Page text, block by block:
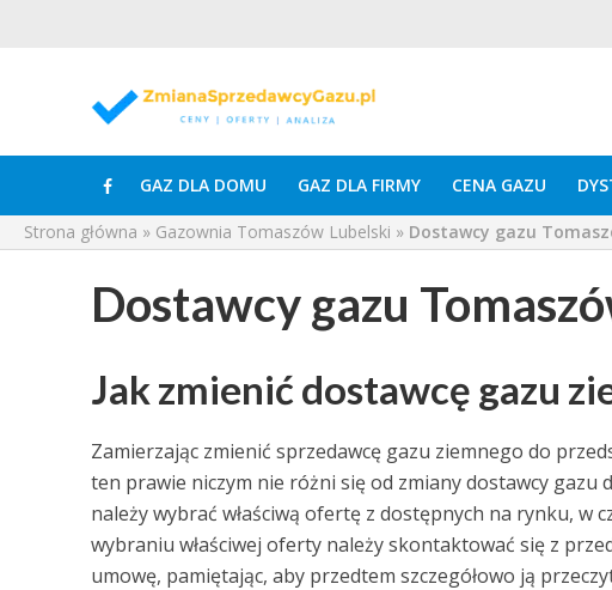
GAZ DLA DOMU GAZ DLA FIRMY CENA GAZU
Strona główna » Gazownia Tomaszów Lubelski » Dostawcy gazu
Dostawcy gazu
Jak zmienić dostawcę gazu
Zamierzając zmienić sprzedawcę gazu ziemnego do
ten prawie niczym nie różni się od zmiany dostawcy
należy wybrać właściwą ofertę z dostępnych na rynku,
wybraniu właściwej oferty należy skontaktować się z
umowę, pamiętając, aby przedtem szczegółowo ją